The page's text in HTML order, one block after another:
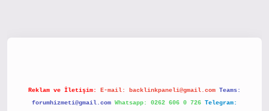
Reklam ve İletişim: E-mail: backlinkpaneli@gmail.com Teams:
forumhizmeti@gmail.com Whatsapp: 0262 606 0 726 Telegram: